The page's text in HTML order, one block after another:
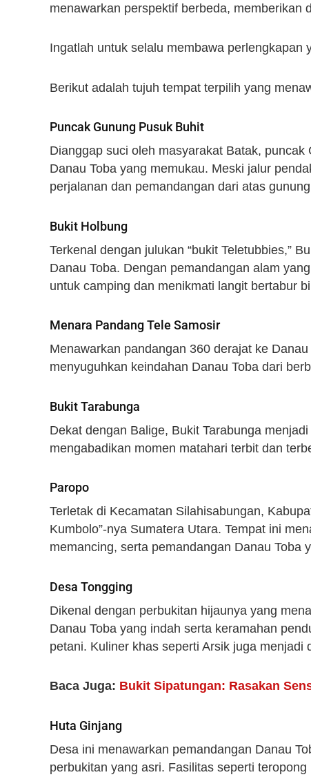
menawarkan perspektif berbeda, memberikan
Ingatlah untuk selalu membawa
Berikut adalah tujuh tempat terpilih yang
Puncak Gunung Pusuk Buhit
Dianggap suci oleh masyarakat Batak,
Danau Toba yang memukau. Meski jalur
perjalanan dan pemandangan dari atas
Bukit Holbung
Terkenal dengan julukan “bukit Teletubbies,”
Danau Toba. Dengan pemandangan alam
untuk camping dan menikmati langit bertabur
Menara Pandang Tele Samosir
Menawarkan pandangan 360 derajat ke
menyuguhkan keindahan Danau Toba dari
Bukit Tarabunga
Dekat dengan Balige, Bukit Tarabunga
mengabadikan momen matahari terbit dan
Paropo
Terletak di Kecamatan Silahisabungan,
Kumbolo”-nya Sumatera Utara. Tempat ini
memancing, serta pemandangan Danau Toba
Desa Tongging
Dikenal dengan perbukitan hijaunya yang
Danau Toba yang indah serta keramahan
petani. Kuliner khas seperti Arsik juga menjadi
Baca Juga: Bukit Sipatungan: Rasakan
Huta Ginjang
Desa ini menawarkan pemandangan Danau
perbukitan yang asri. Fasilitas seperti